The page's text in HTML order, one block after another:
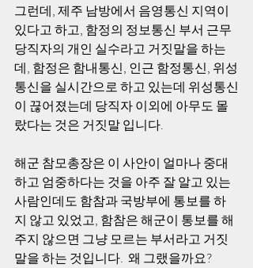
그런데, 제주 남방에서 음영통신 지역이
있다고 하고, 함정의 정보통신 부서 근무
당직자의 개인 실수라고 거짓말을 하는
데, 함정은 함내통신, 인근 함정통신, 위성
통신을 실시간으로 하고 있는데 위성통신
이 끊어졌는데 당직자 이외에 아무도 몰
랐다는 것은 거짓말 입니다.
해군 참모총장은 이 사안이 얼마나 중대
하고 엄중하다는 것을 아주 잘 알고 있는
사람인데도 함참과 국방부에 통보를 하
지 않고 있었고, 함참은 해군이 통보를 해
주지 않으면 그냥 모르는 부서라고 거짓
말을 하는 것입니다.  왜 그랬을까요?